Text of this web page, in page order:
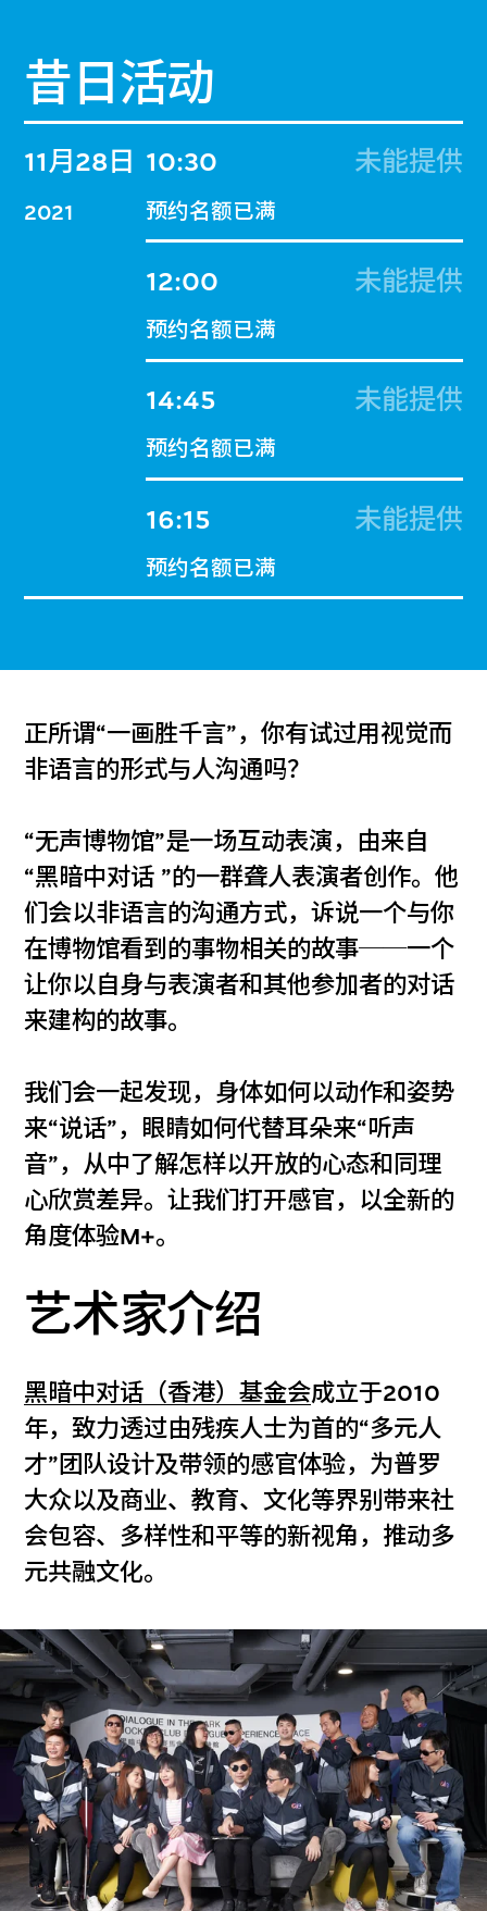
昔日活动
11月28日
2021
10:30 未能提供
预约名额已满
12:00 未能提供
预约名额已满
14:45 未能提供
预约名额已满
16:15 未能提供
预约名额已满
正所谓“一画胜千言”，你有试过用视觉而
非语言的形式与人沟通吗？
“无声博物馆”是一场互动表演，由来自
“黑暗中对话 ”的一群聋人表演者创作。他
们会以非语言的沟通方式，诉说一个与你
在博物馆看到的事物相关的故事──一个
让你以自身与表演者和其他参加者的对话
来建构的故事。
我们会一起发现，身体如何以动作和姿势
来“说话”，眼睛如何代替耳朵来“听声
音”，从中了解怎样以开放的心态和同理
心欣赏差异。让我们打开感官，以全新的
角度体验M+。
艺术家介绍
黑暗中对话（香港）基金会成立于2010
年，致力透过由残疾人士为首的“多元人
才”团队设计及带领的感官体验，为普罗
大众以及商业、教育、文化等界别带来社
会包容、多样性和平等的新视角，推动多
元共融文化。